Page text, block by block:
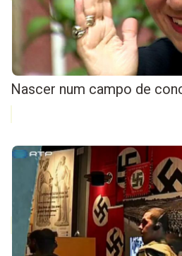
Nascer num campo de